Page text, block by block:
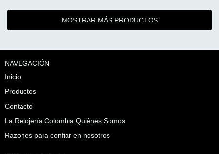
MOSTRAR MÁS PRODUCTOS
NAVEGACIÓN
Inicio
Productos
Contacto
La Relojería Colombia Quiénes Somos
Razones para confiar en nosotros